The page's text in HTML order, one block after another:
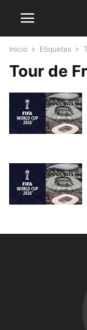
Inicio Etiquetas
Tour de